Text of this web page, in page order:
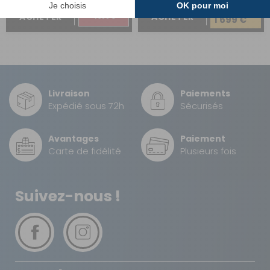
ACHETER 1 399 € ACHETER 1 699 €
Livraison
Expédié sous 72h
Paiements
Sécurisés
Avantages
Carte de fidélité
Paiement
Plusieurs fois
Suivez-nous !